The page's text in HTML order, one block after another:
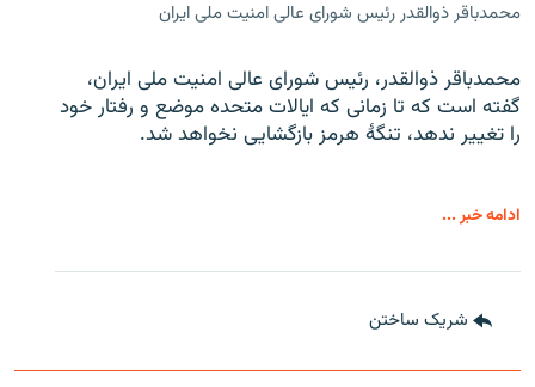
محمدباقر ذوالقدر رئیس شورای عالی امنیت ملی ایران
محمدباقر ذوالقدر، رئیس شورای عالی امنیت ملی ایران،
گفته است که تا زمانی که ایالات متحده موضع و رفتار خود
را تغییر ندهد، تنگهٔ هرمز بازگشایی نخواهد شد.
ادامه خبر ...
شریک ساختن